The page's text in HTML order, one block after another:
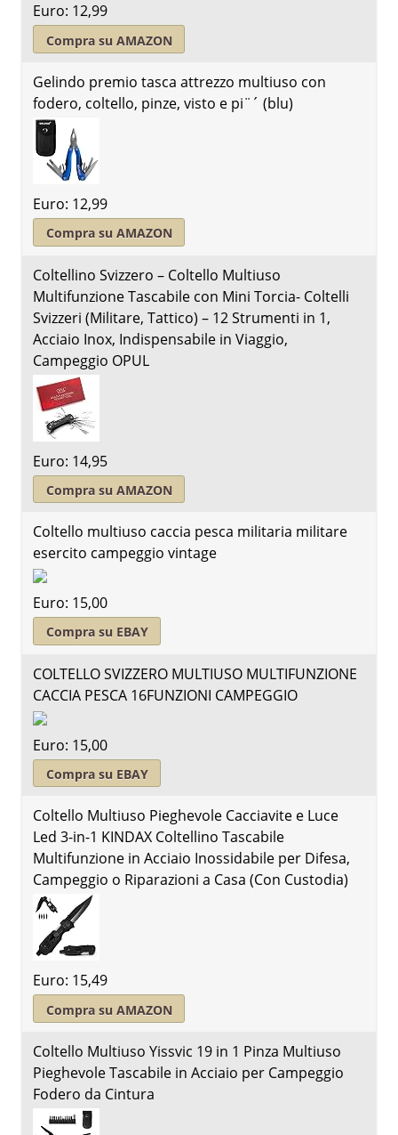
Euro: 12,99
Compra su AMAZON
Gelindo premio tasca attrezzo multiuso con
fodero, coltello, pinze, visto e pi¨´ (blu)
Euro: 12,99
Compra su AMAZON
Coltellino Svizzero – Coltello Multiuso
Multifunzione Tascabile con Mini Torcia- Coltelli
Svizzeri (Militare, Tattico) – 12 Strumenti in 1,
Acciaio Inox, Indispensabile in Viaggio,
Campeggio OPUL
Euro: 14,95
Compra su AMAZON
Coltello multiuso caccia pesca militaria militare
esercito campeggio vintage
Euro: 15,00
Compra su EBAY
COLTELLO SVIZZERO MULTIUSO MULTIFUNZIONE
CACCIA PESCA 16FUNZIONI CAMPEGGIO
Euro: 15,00
Compra su EBAY
Coltello Multiuso Pieghevole Cacciavite e Luce
Led 3-in-1 KINDAX Coltellino Tascabile
Multifunzione in Acciaio Inossidabile per Difesa,
Campeggio o Riparazioni a Casa (Con Custodia)
Euro: 15,49
Compra su AMAZON
Coltello Multiuso Yissvic 19 in 1 Pinza Multiuso
Pieghevole Tascabile in Acciaio per Campeggio
Fodero da Cintura